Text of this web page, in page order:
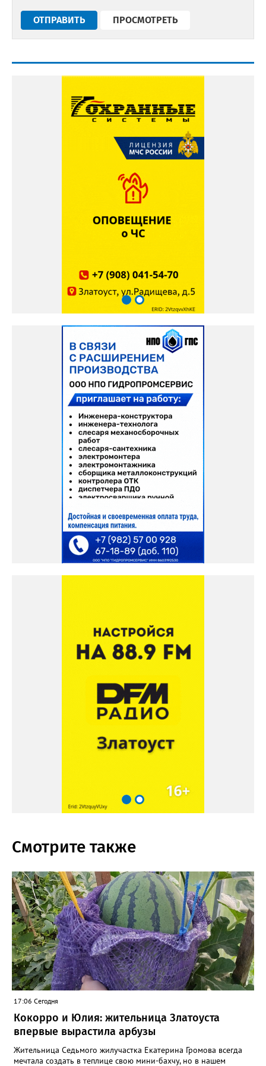
Смотрите также
17:06 Сегодня
Кокорро и Юлия: жительница Златоуста
впервые вырастила арбузы
Жительница Седьмого жилучастка Екатерина Громова всегда
мечтала создать в теплице свою мини-бахчу, но в нашем